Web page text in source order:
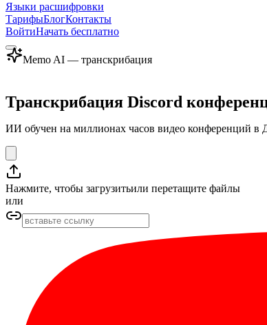
Языки расшифровки
ТарифыБлогКонтакты
ВойтиНачать бесплатно
Memo AI — транскрибация
Транскрибация Discord
ИИ обучен на миллионах часов видео конференций в
Нажмите, чтобы загрузитьили перетащите файлы
или